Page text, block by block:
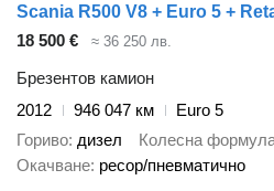
Scania R500 V8 + Euro 5 +
18 500 €
≈ 36 250 лв.
Брезентов камион
2012
946 047 км
Euro 5
Гориво дизел Колесна
Окачване ресор/пневматично